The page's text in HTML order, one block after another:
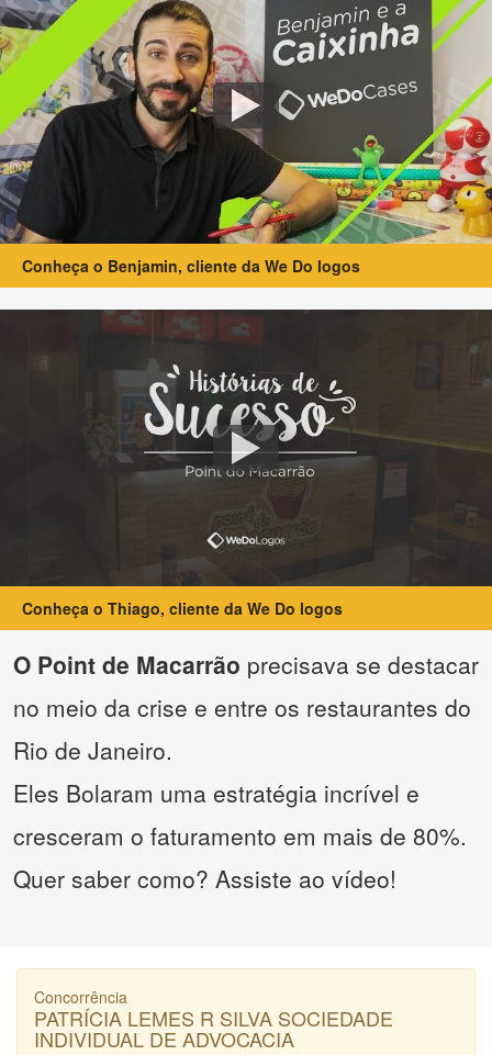
Conheça o Benjamin, cliente da We Do logos
Conheça o Thiago, cliente da We Do logos
O Point de Macarrão precisava se destacar
no meio da crise e entre os restaurantes do
Rio de Janeiro.
Eles Bolaram uma estratégia incrível e
cresceram o faturamento em mais de 80%.
Quer saber como? Assiste ao vídeo!
Concorrência
PATRÍCIA LEMES R SILVA SOCIEDADE
INDIVIDUAL DE ADVOCACIA